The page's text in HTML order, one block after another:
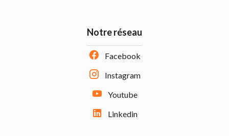
Notre réseau
Facebook
Instagram
Youtube
Linkedin